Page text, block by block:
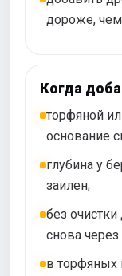
дороже,
Когда
торфяной
основание
глубина у
заилен;
без очистки
снова
в торфяных